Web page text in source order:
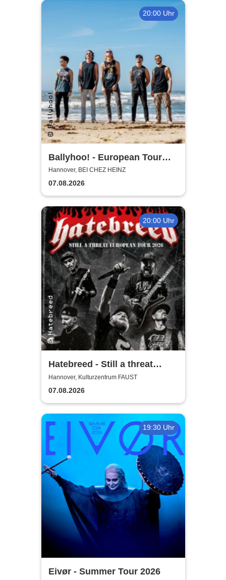
20:00 Uhr
Ballyhoo! - European Tour
2026
Hannover, BEI CHEZ HEINZ
07.08.2026
20:00 Uhr
Hatebreed - Still a threat
European Tour 2026
Hannover, Kulturzentrum FAUST
07.08.2026
19:30 Uhr
Eivør - Summer Tour 2026